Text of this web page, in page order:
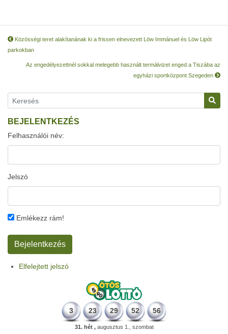
Közösségi teret alakítanának ki a frissen elnevezett Löw Immánuel és Löw Lipót
parkokban
Az engedélyezettnél sokkal melegebb használt termálvizet enged a Tiszába az
egyházi sportközpont Szegeden
BEJELENTKEZÉS
Felhasználói név:
Jelszó
Emlékezz rám!
Elfelejtett jelszó
3 23 29 52 56
31. hét ,augusztus 1., szombat